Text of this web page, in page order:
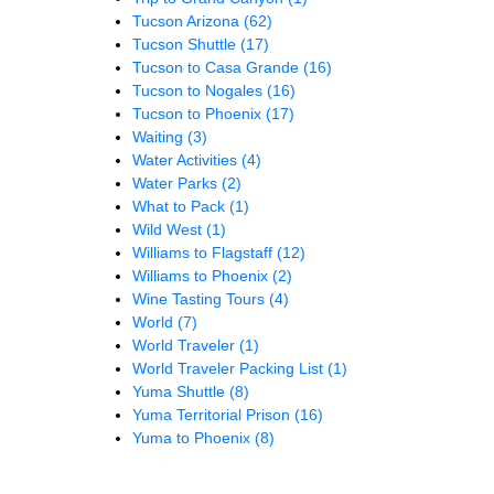
Tucson Arizona (62)
Tucson Shuttle (17)
Tucson to Casa Grande (16)
Tucson to Nogales (16)
Tucson to Phoenix (17)
Waiting (3)
Water Activities (4)
Water Parks (2)
What to Pack (1)
Wild West (1)
Williams to Flagstaff (12)
Williams to Phoenix (2)
Wine Tasting Tours (4)
World (7)
World Traveler (1)
World Traveler Packing List (1)
Yuma Shuttle (8)
Yuma Territorial Prison (16)
Yuma to Phoenix (8)